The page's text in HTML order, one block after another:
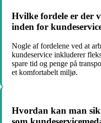
Hvilke fordele er der
inden for
Nogle af fordelene ved at
kundeservice inkluderer
spare tid og penge på
et komfortabelt miljø.
Hvordan kan man